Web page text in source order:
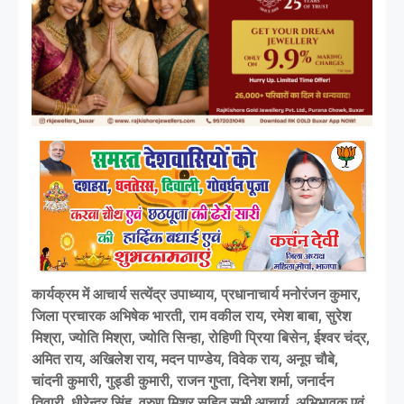
कार्यक्रम में आचार्य सत्येंद्र उपाध्याय, प्रधानाचार्य मनोरंजन कुमार,
जिला प्रचारक अभिषेक भारती, राम वकील राय, रमेश बाबा, सुरेश
मिश्रा, ज्योति मिश्रा, ज्योति सिन्हा, रोहिणी प्रिया बिसेन, ईश्वर चंद्र,
अमित राय, अखिलेश राय, मदन पाण्डेय, विवेक राय, अनूप चौबे,
चांदनी कुमारी, गुड्डी कुमारी, राजन गुप्ता, दिनेश शर्मा, जनार्दन